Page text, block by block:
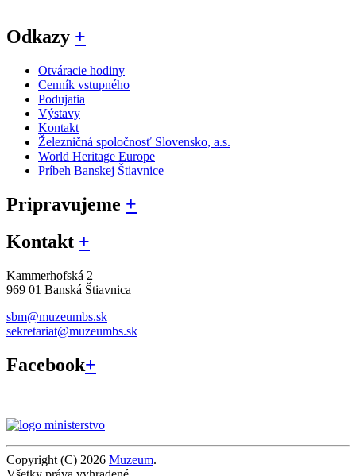
Odkazy +
Otváracie hodiny
Cenník vstupného
Podujatia
Výstavy
Kontakt
Železničná spoločnosť Slovensko, a.s.
World Heritage Europe
Príbeh Banskej Štiavnice
Pripravujeme +
Kontakt +
Kammerhofská 2
969 01 Banská Štiavnica
sbm@muzeumbs.sk
sekretariat@muzeumbs.sk
Facebook+
Copyright (C) 2026 Muzeum.